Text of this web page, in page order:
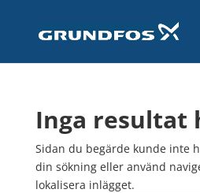
Inga resultat
Sidan du begärde kunde inte
din sökning eller använd
lokalisera inlägget.